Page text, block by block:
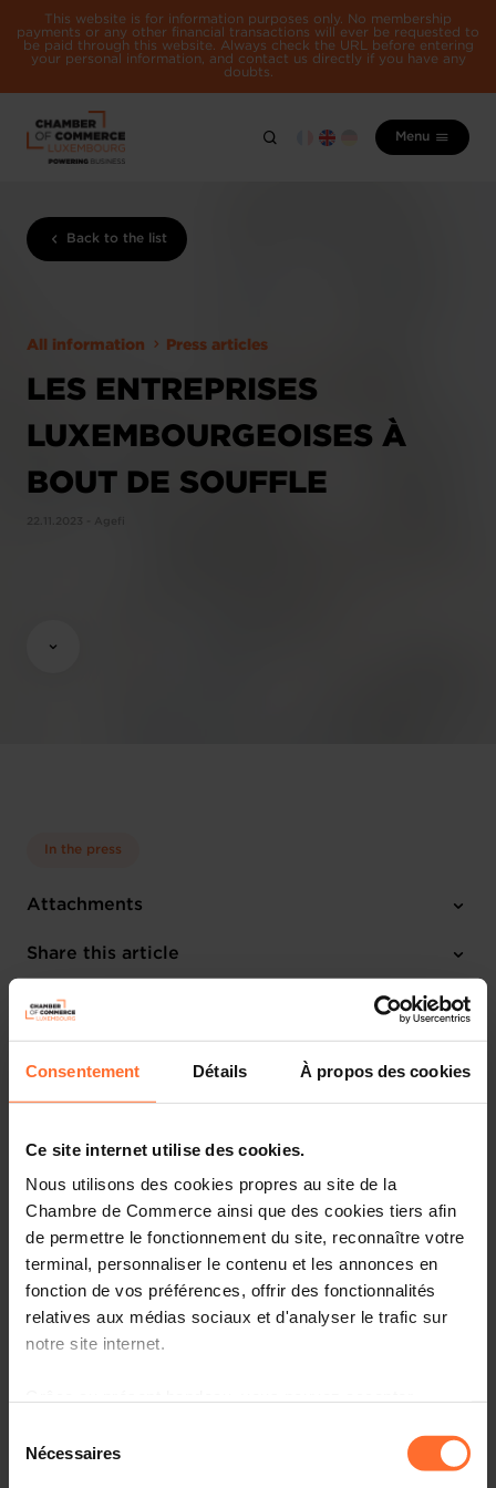
Consentement Détails À propos des cookies
Ce site internet utilise des cookies.
Nous utilisons des cookies propres au site de la
Chambre de Commerce ainsi que des cookies tiers afin
de permettre le fonctionnement du site, reconnaître votre
terminal, personnaliser le contenu et les annonces en
fonction de vos préférences, offrir des fonctionnalités
relatives aux médias sociaux et d'analyser le trafic sur
notre site internet.
à l’exception des cookies strictement nécessaires au
fonctionnement du site. Une description des différents
Nécessaires
This website is for information purposes only. No membership
payments or any other financial transactions will ever be requested to
be paid through this website. Always check the URL before entering
your personal information, and contact us directly if you have any
doubts.
Menu
Back to the list
All information Press articles
LES ENTREPRISES
LUXEMBOURGEOISES À
BOUT DE SOUFFLE
In the press
Attachments
1 photo
Share this article
Après les inquiétudes concernant les restrictions
sanitaires, les tensions sur les chaines
gravement la compétitivité et la rentabilité des
entreprises, et les conditions de financement, liée à la
flambée des taux d'intérêts, figurent désormais parmi les
principales préoccupations des chefs d'entreprises. C'est
ce que révèle la 10ème édition de l'enquête semestrielle